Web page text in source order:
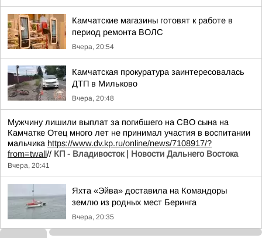
Камчатские магазины готовят к работе в
период ремонта ВОЛС
Вчера, 20:54
Камчатская прокуратура заинтересовалась
ДТП в Мильково
Вчера, 20:48
Мужчину лишили выплат за погибшего на СВО сына на
Камчатке Отец много лет не принимал участия в воспитании
мальчика https://www.dv.kp.ru/online/news/7108917/?
from=twall// КП - Владивосток | Новости Дальнего Востока
Вчера, 20:41
Яхта «Эйва» доставила на Командоры
землю из родных мест Беринга
Вчера, 20:35